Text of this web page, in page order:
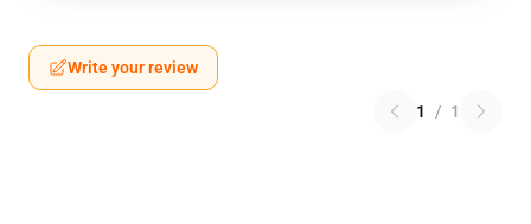
Write your review
1 / 1